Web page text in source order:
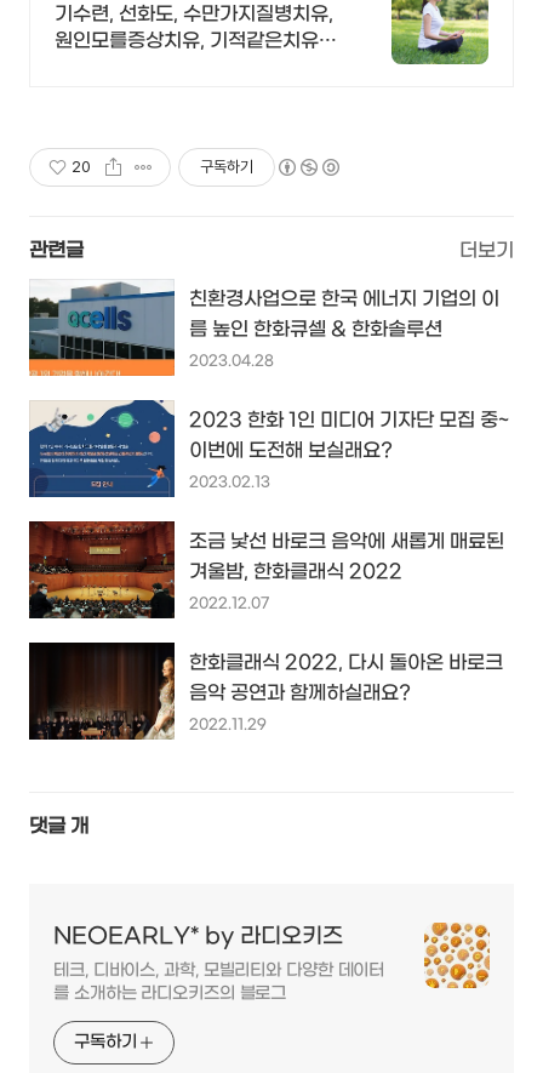
기수련, 선화도, 수만가지질병치유,
원인모를증상치유, 기적같은치유사
20 구독하기
관련글 더보기
친환경사업으로 한국 에너지 기업의 이
름 높인 한화큐셀 & 한화솔루션
2023.04.28
2023 한화 1인 미디어 기자단 모집 중~
이번에 도전해 보실래요?
2023.02.13
조금 낯선 바로크 음악에 새롭게 매료된
겨울밤, 한화클래식 2022
2022.12.07
한화클래식 2022, 다시 돌아온 바로크
음악 공연과 함께하실래요?
2022.11.29
댓글 개
NEOEARLY* by 라디오키즈
테크, 디바이스, 과학, 모빌리티와 다양한 데이터
를 소개하는 라디오키즈의 블로그
구독하기